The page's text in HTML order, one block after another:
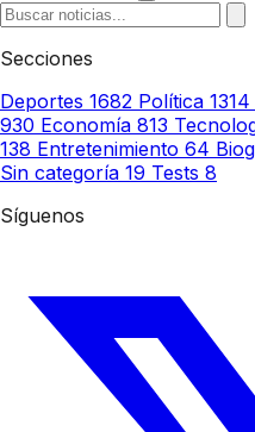
Secciones
Deportes 1682 Política 1314
930 Economía 813
138 Entretenimiento 64
Sin categoría 19 Tests 8
Síguenos